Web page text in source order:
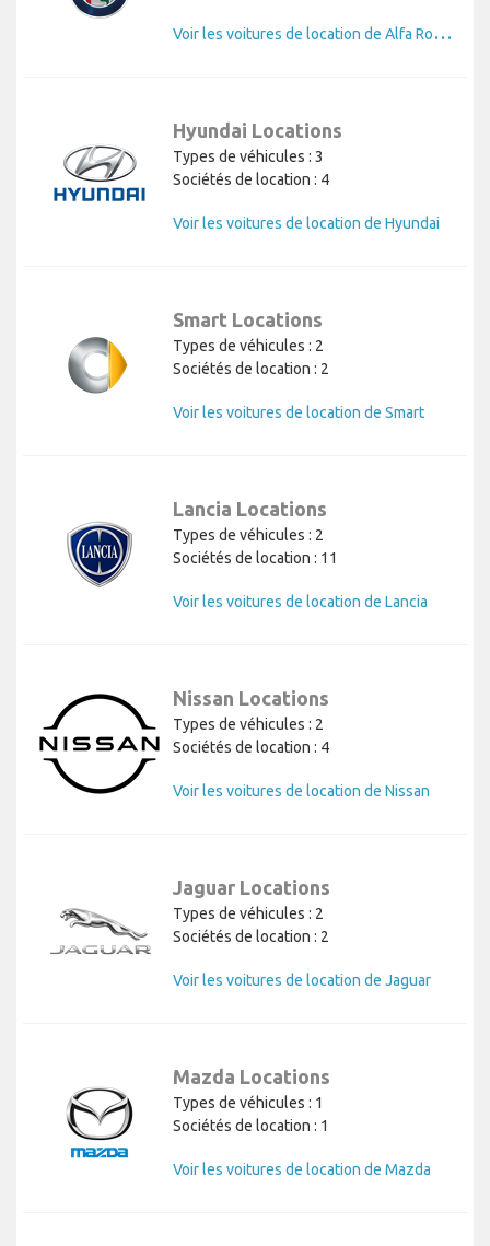
V
oir les voitures de location de Alfa Romeo
Hyundai Locations
Types de véhicules : 3
Sociétés de location : 4
Voir les voitures de location de Hyundai
Smart Locations
Types de véhicules : 2
Sociétés de location : 2
Voir les voitures de location de Smart
Lancia Locations
Types de véhicules : 2
Sociétés de location : 11
Voir les voitures de location de Lancia
Nissan Locations
Types de véhicules : 2
Sociétés de location : 4
Voir les voitures de location de Nissan
Jaguar Locations
Types de véhicules : 2
Sociétés de location : 2
Voir les voitures de location de Jaguar
Mazda Locations
Types de véhicules : 1
Sociétés de location : 1
Voir les voitures de location de Mazda